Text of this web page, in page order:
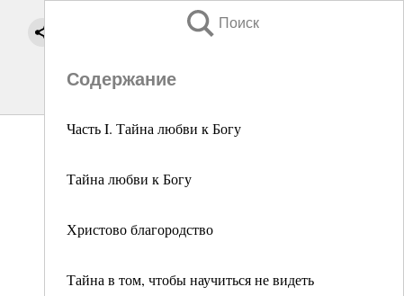
Поиск
Содержание
Часть I. Тайна любви к Богу
Тайна любви к Богу
Христово благородство
Тайна в том, чтобы научиться не видеть